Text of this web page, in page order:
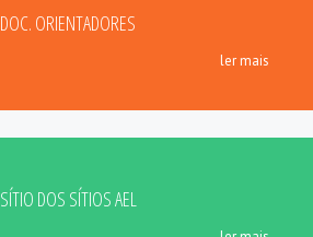
DOC. ORIENTADORES
ler mais
SÍTIO DOS SÍTIOS AEL